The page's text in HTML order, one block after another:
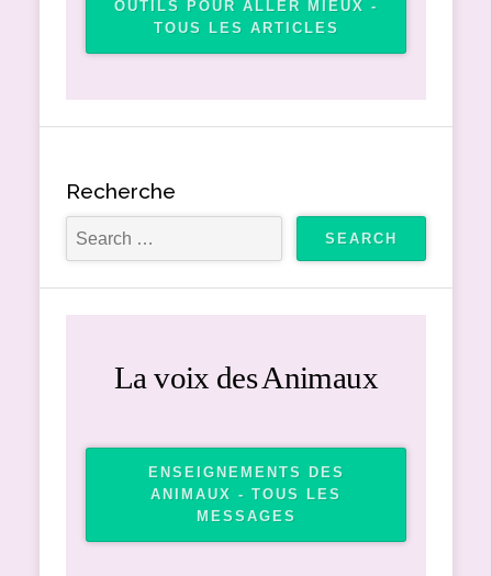
OUTILS POUR ALLER MIEUX -
TOUS LES ARTICLES
Recherche
La voix des Animaux
ENSEIGNEMENTS DES
ANIMAUX - TOUS LES
MESSAGES